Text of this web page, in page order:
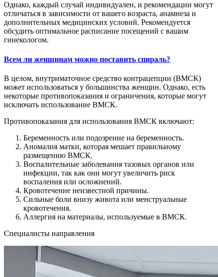
Однако, каждый случай индивидуален, и рекомендации могут
отличаться в зависимости от вашего возраста, анамнеза и
дополнительных медицинских условий. Рекомендуется
обсудить оптимальное расписание посещений с вашим
гинекологом.
Всем ли женщинам можно поставить спираль?
В целом, внутриматочное средство контрацепции (ВМСК)
может использоваться у большинства женщин. Однако, есть
некоторые противопоказания и ограничения, которые могут
исключать использование ВМСК.
Противопоказания для использования ВМСК включают:
Беременность или подозрение на беременность.
Аномалия матки, которая мешает правильному
размещению ВМСК.
Воспалительные заболевания тазовых органов или
инфекции, так как они могут увеличить риск
воспаления или осложнений.
Кровотечение неизвестной причины.
Сильные боли внизу живота или менструальные
кровотечения.
Аллергия на материалы, используемые в ВМСК.
Специалисты направления